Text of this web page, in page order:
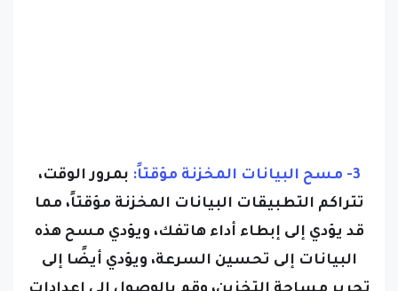
3- مسح البيانات المخزنة مؤقتاً:
بمرور الوقت،
تتراكم التطبيقات البيانات المخزنة مؤقتاً، مما
قد يؤدي إلى إبطاء أداء هاتفك، ويؤدي مسح هذه
البيانات إلى تحسين السرعة، ويؤدي أيضًا إلى